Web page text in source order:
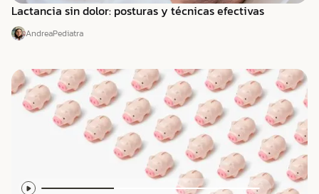
Lactancia sin dolor: posturas y técnicas efectivas
AndreaPediatra